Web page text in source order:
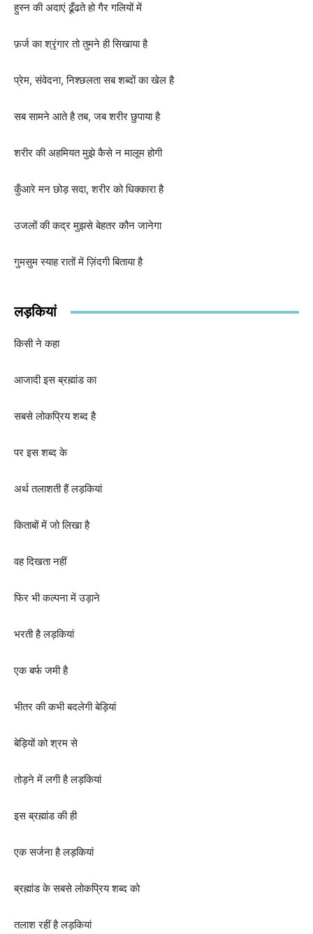
हुस्न की अदाएं ढूँढते हो गैर गलियों में
फ़र्ज का श्रृंगार तो तुमने ही सिखाया है
प्रेम, संवेदना, निश्छलता सब शब्दों का खेल है
सब सामने आते है तब, जब शरीर छुपाया है
शरीर की अहमियत मुझे कैसे न मालूम होगी
कुँआरे मन छोड़ सदा, शरीर को धिक्कारा है
उजलों की कद्र मुझसे बेहतर कौन जानेगा
गुमसुम स्याह रातों में ज़िंदगी बिताया है
लड़कियां
किसी ने कहा
आजादी इस ब्रह्मांड का
सबसे लोकप्रिय शब्द है
पर इस शब्द के
अर्थ तलाशती हैं लड़कियां
किताबों में जो लिखा है
वह दिखता नहीं
फिर भी कल्पना में उड़ाने
भरती है लड़कियां
एक बर्फ जमी है
भीतर की कभी बदलेगी बेड़ियां
बेड़ियों को श्रम से
तोड़ने में लगी है लड़कियां
इस ब्रह्मांड की ही
एक सर्जना है लड़कियां
ब्रह्मांड के सबसे लोकप्रिय शब्द को
तलाश रहीं है लड़कियां